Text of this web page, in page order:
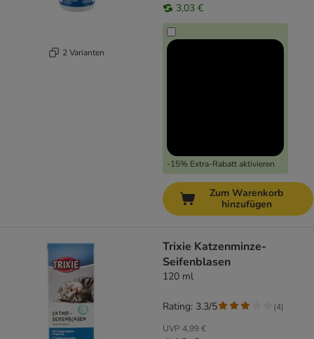
2 Varianten
3,03 €
-15% Extra-Rabatt aktivieren
Zum Warenkorb
hinzufügen
Trixie Katzenminze-
Seifenblasen
120 ml
UVP 4,99 €
Rating: 3.3/5 (4)